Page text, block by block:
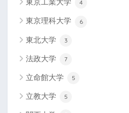
東京工業大学 4
東京理科大学 6
東北大学 3
法政大学 7
立命館大学 5
立教大学 5